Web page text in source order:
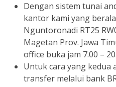
Dengan sistem tunai
kantor kami yang
Nguntoronadi RT25
Magetan Prov. Jawa
office buka jam 7.00 –
Untuk cara yang kedua
transfer melalui bank